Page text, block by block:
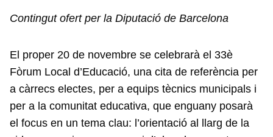
Contingut ofert per la Diputació de Barcelona
El proper 20 de novembre se celebrarà el 33è
Fòrum Local d’Educació, una cita de referència per
a càrrecs electes, per a equips tècnics municipals i
per a la comunitat educativa, que enguany posarà
el focus en un tema clau: l’orientació al llarg de la